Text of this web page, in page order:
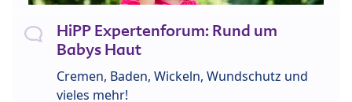
HiPP Expertenforum: Rund um
Babys Haut
Cremen, Baden, Wickeln, Wundschutz und
vieles mehr!